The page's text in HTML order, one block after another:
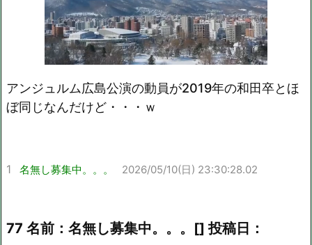
アンジュルム広島公演の動員が2019年の和田卒とほ
ぼ同じなんだけど・・・ｗ
1 名無し募集中。。。 2026/05/10(日) 23:30:28.02
77 名前：名無し募集中。。。[] 投稿日：